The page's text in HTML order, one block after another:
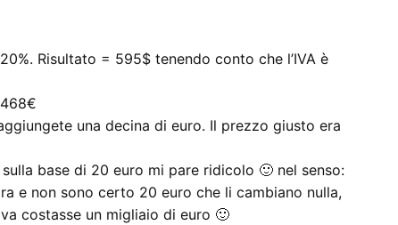
Risultato = 595$ tenendo conto che l’IVA è
una decina di euro. Il prezzo giusto era
base di 20 euro mi pare ridicolo 🙂 nel senso:
e non sono certo 20 euro che li cambiano nulla,
costasse un migliaio di euro 🙂